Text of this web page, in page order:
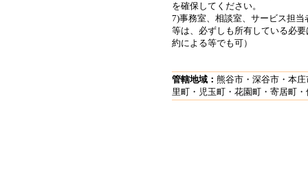
を確保してください。
7)事務室、相談室、サービス担
等は、必ずしも所有している必
約による等でも可）
管轄地域： 熊谷市・深谷市・本
里町・児玉町・花園町・寄居町